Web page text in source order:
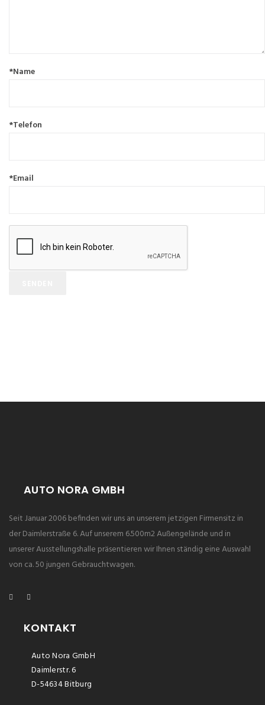
*Name
*Telefon
*Email
AUTO NORA GMBH
Seit Januar 2006 befinden wir uns an unserem jetzigen Firmensitz in
der Daimlerstraße 6. Auf unserem 6.500m2 Außengelände und in
unserer Ausstellungshalle präsentieren wir Ihnen ständig eine Auswahl
von ca. 50 jungen Gebrauchtwagen.
KONTAKT
Auto Nora GmbH
Daimlerstr. 6
D-54634 Bitburg